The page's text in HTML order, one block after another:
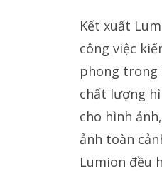
Kết xuất
công việc
phong trong
chất lượng
cho hình
ảnh toàn
Lumion đều